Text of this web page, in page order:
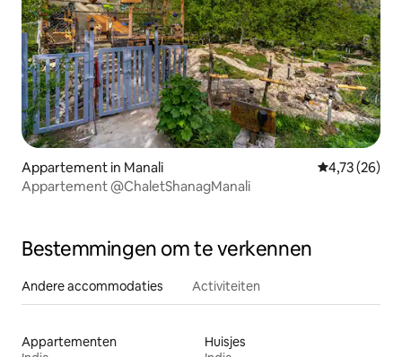
Appartement in Manali Gemiddelde
4,73 (26)
Appartement @ChaletShanagManali
Bestemmingen om te verkennen
Andere accommodaties Activiteiten
Appartementen
Huisjes